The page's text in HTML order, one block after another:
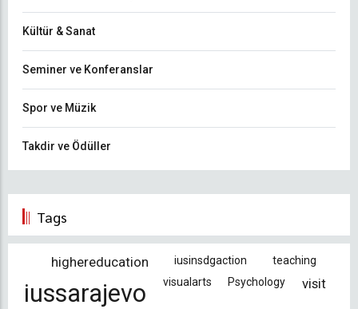
Kültür & Sanat
Seminer ve Konferanslar
Spor ve Müzik
Takdir ve Ödüller
Tags
highereducation iusinsdgaction teaching
iussarajevo visualarts Psychology visit